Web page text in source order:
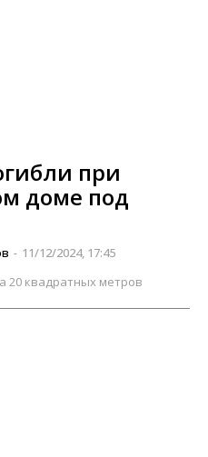
при
доме под
- 11/12/2024, 17:45
20 квадратных метров